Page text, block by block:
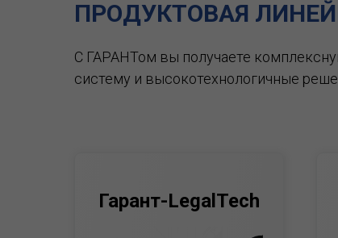
ПРОДУКТОВАЯ
С ГАРАНТом вы получаете
систему и высокотехнологичные
Гарант-LegalTech